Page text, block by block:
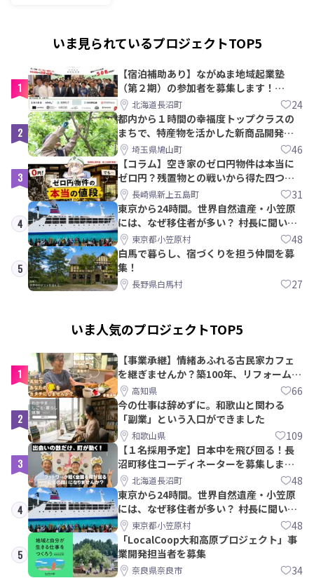
いま見られているプロジェクトTOP5
1
【宿泊補助あり】ながぬま地域起業塾
（第２期）の参加者を募集します！
【8/21〆】
北海道長沼町 24
2
都内から１時間の幸福度トップクラスの
まちで、特産物を活かした新商品開発＆
PRメンバー募集！
埼玉県鳩山町 46
3
【コラム】空き家のゼロ円物件は本当に
ゼロ円？残置物との戦いから得た四つの
教訓｜新上五島町
長崎県新上五島町 31
4
東京から24時間。世界自然遺産・小笠原
には、なぜ移住者が多い？ 村長に聞いて
みた東京都小笠原村 48
5
白馬で暮らし、宿づくりを担う仲間を募
集！
長野県白馬村 27
いま人気のプロジェクトTOP5
1
【事業承継】情緒あふれる古民家カフェ
を継ぎませんか？築100年、リフォームか
ら約10年！
高知県 66
2
今の仕事は辞めずに。和歌山と関わる
「副業」という入口ができました
和歌山県 109
3
【１名採用予定】日本中を飛び回る！長
沼町移住コーディネーターを募集しま
す！北海道長沼町 48
4
東京から24時間。世界自然遺産・小笠原
には、なぜ移住者が多い？ 村長に聞いて
みた東京都小笠原村 48
5
「LocalCoop大和高原プロジェクト」事
業開発担当者を募集
奈良県奈良市 34